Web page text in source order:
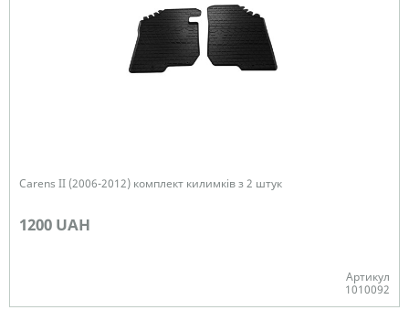
Carens ІІ (2006-2012) комплект килимків з 2 штук
1200 UAH
Артикул
1010092